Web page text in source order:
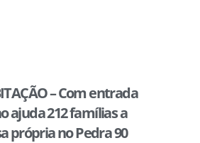
– Com entrada
ajuda 212 famílias a
própria no Pedra 90